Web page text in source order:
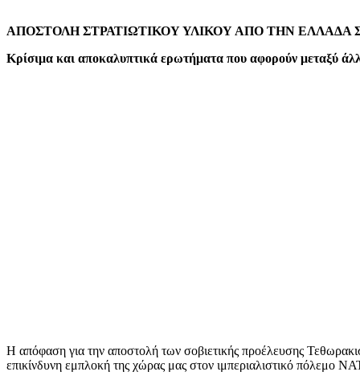
ΑΠΟΣΤΟΛΗ ΣΤΡΑΤΙΩΤΙΚΟΥ ΥΛΙΚΟΥ ΑΠΟ ΤΗΝ ΕΛΛΑΔΑ
Κρίσιμα και αποκαλυπτικά ερωτήματα που αφορούν μεταξύ
Η απόφαση για την αποστολή των σοβιετικής προέλευσης
επικίνδυνη εμπλοκή της χώρας μας στον ιμπεριαλιστικό πόλεμο